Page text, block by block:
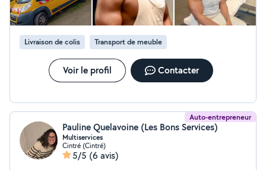
Livraison de colis Transport de meuble
Voir le profil Contacter
Auto-entrepreneur
Pauline Quelavoine (Les Bons Services)
Multiservices
Cintré (Cintré)
5/5 (6 avis)